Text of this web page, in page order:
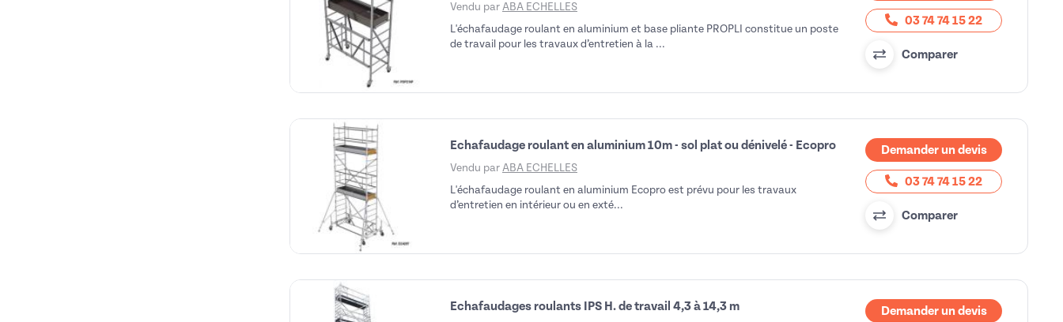
Vendu par ABA ECHELLES
L'échafaudage roulant en aluminium et base pliante PROPLI constitue un poste
de travail pour les travaux d’entretien à la ...
03 74 74 15 22
Comparer
Echafaudage roulant en aluminium 10m - sol plat ou dénivelé - Ecopro
Vendu par ABA ECHELLES
L'échafaudage roulant en aluminium Ecopro est prévu pour les travaux
d’entretien en intérieur ou en exté...
Demander un devis
03 74 74 15 22
Comparer
Echafaudages roulants IPS H. de travail 4,3 à 14,3 m Demander un devis